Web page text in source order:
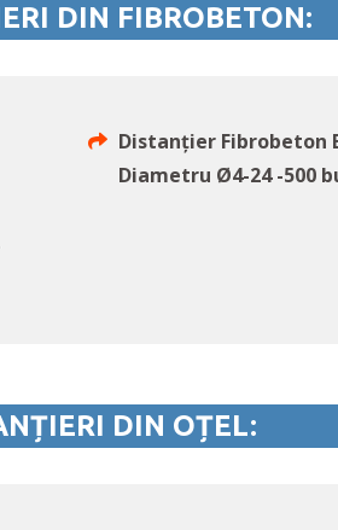
DIN FIBROBETON:
Distanțier Fibrobeton
Diametru Ø4-24 -500
DIN OȚEL: